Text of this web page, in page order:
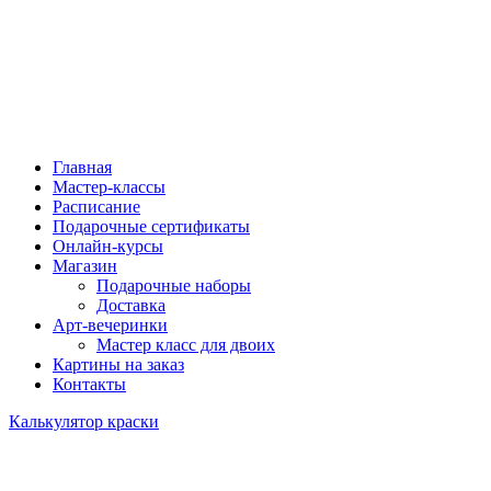
Главная
Мастер-классы
Расписание
Подарочные сертификаты
Онлайн-курсы
Магазин
Подарочные наборы
Доставка
Арт-вечеринки
Мастер класс для двоих
Картины на заказ
Контакты
Калькулятор краски